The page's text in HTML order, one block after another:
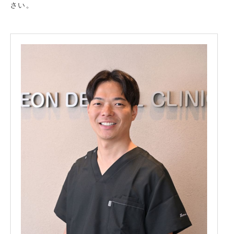
さい。